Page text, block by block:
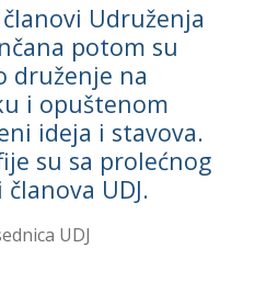
Udruženja
potom su
druženje na
i opuštenom
ideja i stavova.
su sa prolećnog
UDJ.
UDJ